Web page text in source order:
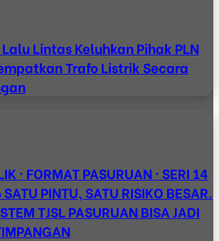
Lintas Keluhkan Pihak PLN
Trafo Listrik Secara
· FORMAT PASURUAN · SERI 14
SATU PINTU, SATU RISIKO BESAR.
TJSL PASURUAN BISA JADI